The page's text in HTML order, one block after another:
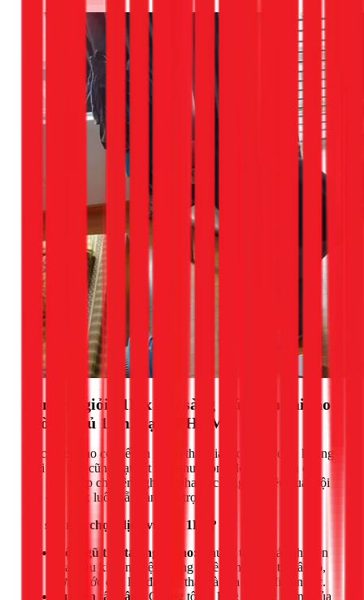
Cần thợ giỏi? 1Fix sẵn sàng giúp bạn cải tạo
phòng ngủ 15m2 tại TPHCM
Việc tự cải tạo có thể tốn nhiều thời gian, công sức và không
phải lúc nào cũng đạt kết quả như mong đợi. Nếu bạn cần
một giải pháp chuyên nghiệp, nhanh chóng và hiệu quả, đội
ngũ của 1Fix luôn sẵn sàng hỗ trợ.
Tại sao nên chọn dịch vụ của 1Fix?
Đội ngũ thợ tay nghề cao:
Chúng tôi có các chuyên
gia giàu kinh nghiệm trong nhiều lĩnh vực: từ xây tô,
sơn nước đến lắp đặt nội thất và sửa chữa điện nước.
Tư vấn tận tâm:
Chúng tôi sẽ lắng nghe ý tưởng của